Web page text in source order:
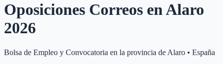
Oposiciones Correos enAlaro
2026
Bolsa de Empleo y Convocatoria en la provincia de Alaro • España